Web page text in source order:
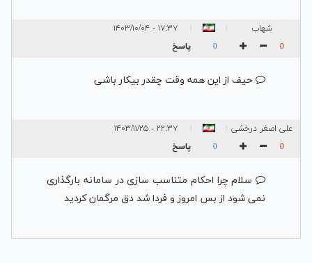
شهاب ۱۷:۳۷ - ۱۴۰۳/۱۰/۰۴
0
0 پاسخ
حیف از این همه وقت چقدر بیکار باشی
علی اصغر درخشی ۲۲:۳۷ - ۱۴۰۳/۱۱/۲۵
0
0 پاسخ
سلام چرا احکام متناسب سازی در سامانه بارگذاری
نمی شود از بس امروز و فردا شد دق مرگمان کردید